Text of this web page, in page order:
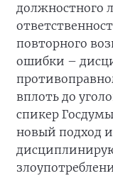
должностного
повторного
ошибки –
вплоть до
спикер
новый подход